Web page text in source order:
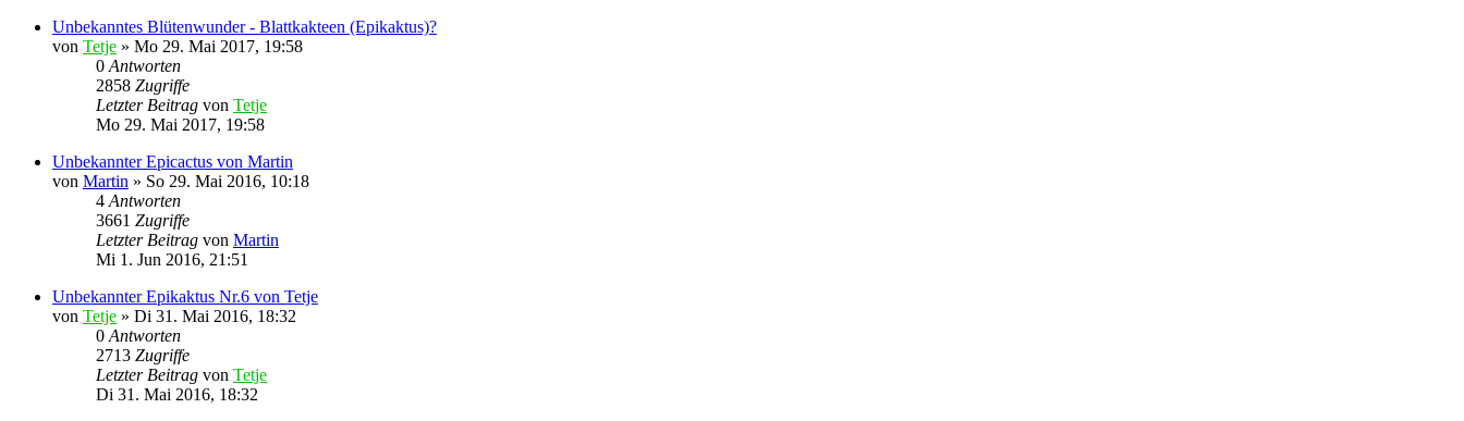
Unbekanntes Blütenwunder - Blattkakteen (Epikaktus)?
von Tetje » Mo 29. Mai 2017, 19:58
0 Antworten
2858 Zugriffe
Letzter Beitrag von Tetje
Mo 29. Mai 2017, 19:58
Unbekannter Epicactus von Martin
von Martin » So 29. Mai 2016, 10:18
4 Antworten
3661 Zugriffe
Letzter Beitrag von Martin
Mi 1. Jun 2016, 21:51
Unbekannter Epikaktus Nr.6 von Tetje
von Tetje » Di 31. Mai 2016, 18:32
0 Antworten
2713 Zugriffe
Letzter Beitrag von Tetje
Di 31. Mai 2016, 18:32